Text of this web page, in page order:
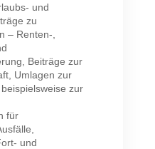
und
zu
– Renten-,
Beiträge zur
Umlagen zur
zur
für
und